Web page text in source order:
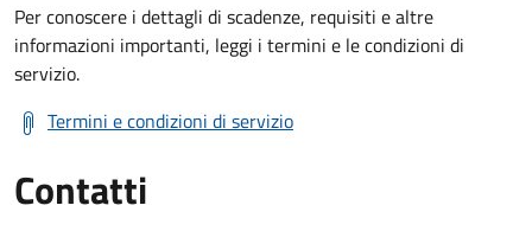
Per conoscere i dettagli di scadenze, requisiti e altre
informazioni importanti, leggi i termini e le condizioni di
servizio.
Termini e condizioni di servizio
Contatti